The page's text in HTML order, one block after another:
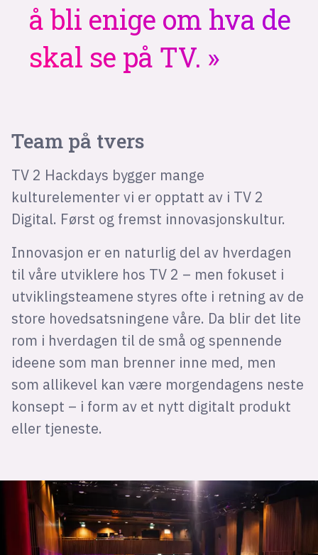
å bli enige om hva de
skal se på TV.
Team på tvers
TV 2 Hackdays bygger mange
kulturelementer vi er opptatt av i TV 2
Digital. Først og fremst innovasjonskultur.
Innovasjon er en naturlig del av hverdagen
til våre utviklere hos TV 2 – men fokuset i
utviklingsteamene styres ofte i retning av de
store hovedsatsningene våre. Da blir det lite
rom i hverdagen til de små og spennende
ideene som man brenner inne med, men
som allikevel kan være morgendagens neste
konsept – i form av et nytt digitalt produkt
eller tjeneste.